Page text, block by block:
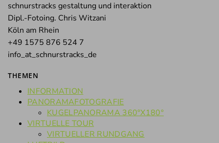
schnurstracks gestaltung und interaktion
Dipl.-Fotoing. Chris Witzani
Köln am Rhein
+49 1575 876 524 7
info_at_schnurstracks_de
THEMEN
INFORMATION
PANORAMAFOTOGRAFIE
KUGELPANORAMA 360°X180°
VIRTUELLE TOUR
VIRTUELLER RUNDGANG